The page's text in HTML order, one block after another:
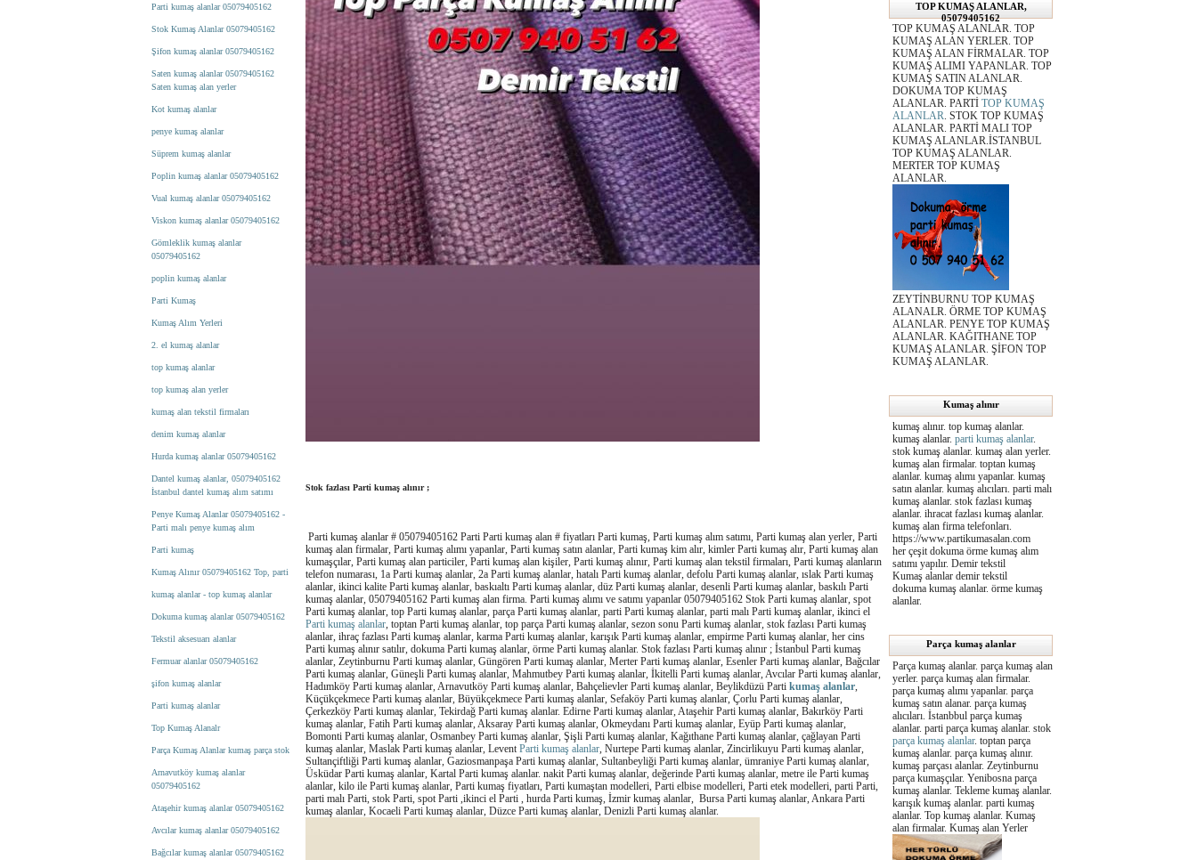
Parti kumaş alanlar 05079405162
Stok Kumaş Alanlar 05079405162
Şifon kumaş alanlar 05079405162
Saten kumaş alanlar 05079405162
Saten kumaş alan yerler
Kot kumaş alanlar
penye kumaş alanlar
Süprem kumaş alanlar
Poplin kumaş alanlar 05079405162
Vual kumaş alanlar 05079405162
Viskon kumaş alanlar 05079405162
Gömleklik kumaş alanlar
05079405162
poplin kumaş alanlar
Parti Kumaş
Kumaş Alım Yerleri
2. el kumaş alanlar
top kumaş alanlar
top kumaş alan yerler
kumaş alan tekstil firmaları
denim kumaş alanlar
Hurda kumaş alanlar 05079405162
Dantel kumaş alanlar, 05079405162
İstanbul dantel kumaş alım satımı
Penye Kumaş Alanlar 05079405162 -
Parti malı penye kumaş alım
Parti kumaş
Kumaş Alınır 05079405162 Top, parti
kumaş alanlar - top kumaş alanlar
Dokuma kumaş alanlar 05079405162
Tekstil aksesuarı alanlar
Fermuar alanlar 05079405162
şifon kumaş alanlar
Parti kumaş alanlar
Top Kumaş Alanalr
Parça Kumaş Alanlar kumaş parça stok
Arnavutköy kumaş alanlar
05079405162
Ataşehir kumaş alanlar 05079405162
Avcılar kumaş alanlar 05079405162
Bağcılar kumaş alanlar 05079405162
Stok fazlası Parti kumaş alınır ;
Parti kumaş alanlar # 05079405162 Parti Parti kumaş alan # fiyatları Parti kumaş, Parti kumaş alım satımı, Parti kumaş alan yerler, Parti
kumaş alan firmalar, Parti kumaş alımı yapanlar, Parti kumaş satın alanlar, Parti kumaş kim alır, kimler Parti kumaş alır, Parti kumaş alan
kumaşçılar, Parti kumaş alan particiler, Parti kumaş alan kişiler, Parti kumaş alınır, Parti kumaş alan tekstil firmaları, Parti kumaş alanların
telefon numarası, 1a Parti kumaş alanlar, 2a Parti kumaş alanlar, hatalı Parti kumaş alanlar, defolu Parti kumaş alanlar, ıslak Parti kumaş
alanlar, ikinci kalite Parti kumaş alanlar, baskıaltı Parti kumaş alanlar, düz Parti kumaş alanlar, desenli Parti kumaş alanlar, baskılı Parti
kumaş alanlar, 05079405162 Parti kumaş alan firma. Parti kumaş alımı ve satımı yapanlar 05079405162 Stok Parti kumaş alanlar, spot
Parti kumaş alanlar, top Parti kumaş alanlar, parça Parti kumaş alanlar, parti Parti kumaş alanlar, parti malı Parti kumaş alanlar, ikinci el
Parti kumaş alanlar, toptan Parti kumaş alanlar, top parça Parti kumaş alanlar, sezon sonu Parti kumaş alanlar, stok fazlası Parti kumaş
alanlar, ihraç fazlası Parti kumaş alanlar, karma Parti kumaş alanlar, karışık Parti kumaş alanlar, empirme Parti kumaş alanlar, her cins
Parti kumaş alınır satılır, dokuma Parti kumaş alanlar, örme Parti kumaş alanlar. Stok fazlası Parti kumaş alınır ; İstanbul Parti kumaş
alanlar, Zeytinburnu Parti kumaş alanlar, Güngören Parti kumaş alanlar, Merter Parti kumaş alanlar, Esenler Parti kumaş alanlar, Bağcılar
Parti kumaş alanlar, Güneşli Parti kumaş alanlar, Mahmutbey Parti kumaş alanlar, İkitelli Parti kumaş alanlar, Avcılar Parti kumaş alanlar,
Hadımköy Parti kumaş alanlar, Arnavutköy Parti kumaş alanlar, Bahçelievler Parti kumaş alanlar, Beylikdüzü Parti kumaş alanlar,
Küçükçekmece Parti kumaş alanlar, Büyükçekmece Parti kumaş alanlar, Sefaköy Parti kumaş alanlar, Çorlu Parti kumaş alanlar,
Çerkezköy Parti kumaş alanlar, Tekirdağ Parti kumaş alanlar. Edirne Parti kumaş alanlar, Ataşehir Parti kumaş alanlar, Bakırköy Parti
kumaş alanlar, Fatih Parti kumaş alanlar, Aksaray Parti kumaş alanlar, Okmeydanı Parti kumaş alanlar, Eyüp Parti kumaş alanlar,
Bomonti Parti kumaş alanlar, Osmanbey Parti kumaş alanlar, Şişli Parti kumaş alanlar, Kağıthane Parti kumaş alanlar, çağlayan Parti
kumaş alanlar, Maslak Parti kumaş alanlar, LeventParti kumaş alanlar, Nurtepe Parti kumaş alanlar, Zincirlikuyu Parti kumaş alanlar,
Sultançiftliği Parti kumaş alanlar, Gaziosmanpaşa Parti kumaş alanlar, Sultanbeyliği Parti kumaş alanlar, ümraniye Parti kumaş alanlar,
Üsküdar Parti kumaş alanlar, Kartal Parti kumaş alanlar. nakit Parti kumaş alanlar, değerinde Parti kumaş alanlar, metre ile Parti kumaş
alanlar, kilo ile Parti kumaş alanlar, Parti kumaş fiyatları, Parti kumaştan modelleri, Parti elbise modelleri, Parti etek modelleri, parti Parti,
parti malı Parti, stok Parti, spot Parti ,ikinci el Parti , hurda Parti kumaş, İzmir kumaş alanlar, Bursa Parti kumaş alanlar, Ankara Parti
kumaş alanlar, Kocaeli Parti kumaş alanlar, Düzce Parti kumaş alanlar, Denizli Parti kumaş alanlar.
TOP KUMAŞ ALANLAR,
05079405162
TOP KUMAŞ ALANLAR. TOP
KUMAŞ ALAN YERLER. TOP
KUMAŞ ALAN FİRMALAR. TOP
KUMAŞ ALIMI YAPANLAR. TOP
KUMAŞ SATIN ALANLAR.
DOKUMA TOP KUMAŞ
ALANLAR. PARTİ TOP KUMAŞ
ALANLAR. STOK TOP KUMAŞ
ALANLAR. PARTİ MALI TOP
KUMAŞ ALANLAR.İSTANBUL
TOP KUMAŞ ALANLAR.
MERTER TOP KUMAŞ
ALANLAR.
ZEYTİNBURNU TOP KUMAŞ
ALANALR. ÖRME TOP KUMAŞ
ALANLAR. PENYE TOP KUMAŞ
ALANLAR. KAĞITHANE TOP
KUMAŞ ALANLAR. ŞİFON TOP
KUMAŞ ALANLAR.
Kumaş alınır
kumaş alınır. top kumaş alanlar.
kumaş alanlar. parti kumaş alanlar.
stok kumaş alanlar. kumaş alan yerler.
kumaş alan firmalar. toptan kumaş
alanlar. kumaş alımı yapanlar. kumaş
satın alanlar. kumaş alıcıları. parti malı
kumaş alanlar. stok fazlası kumaş
alanlar. ihracat fazlası kumaş alanlar.
kumaş alan firma telefonları.
https://www.partikumasalan.com
her çeşit dokuma örme kumaş alım
satımı yapılır. Demir tekstil
Kumaş alanlar demir tekstil
dokuma kumaş alanlar. örme kumaş
alanlar.
Parça kumaş alanlar
Parça kumaş alanlar. parça kumaş alan
yerler. parça kumaş alan firmalar.
parça kumaş alımı yapanlar. parça
kumaş satın alanar. parça kumaş
alıcıları. İstanbbul parça kumaş
alanlar. parti parça kumaş alanlar. stok
parça kumaş alanlar. toptan parça
kumaş alanlar. parça kumaş alınır.
kumaş parçası alanlar. Zeytinburnu
parça kumaşçılar. Yenibosna parça
kumaş alanlar. Tekleme kumaş alanlar.
karışık kumaş alanlar. parti kumaş
alanlar. Top kumaş alanlar. Kumaş
alan firmalar. Kumaş alan Yerler